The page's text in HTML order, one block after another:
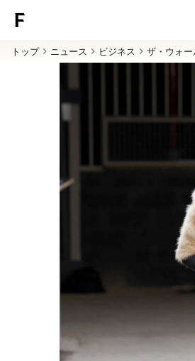
トップ ニュース ビジネス ザ・ウォ